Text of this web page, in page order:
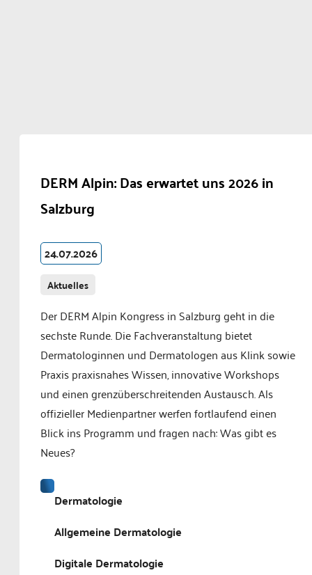
DERM Alpin: Das erwartet uns 2026 in
Salzburg
24.07.2026
Aktuelles
Der DERM Alpin Kongress in Salzburg geht in die
sechste Runde. Die Fachveranstaltung bietet
Dermatologinnen und Dermatologen aus Klink sowie
Praxis praxisnahes Wissen, innovative Workshops
und einen grenzüberschreitenden Austausch. Als
offizieller Medienpartner werfen fortlaufend einen
Blick ins Programm und fragen nach: Was gibt es
Neues?
Dermatologie
Allgemeine Dermatologie
Digitale Dermatologie